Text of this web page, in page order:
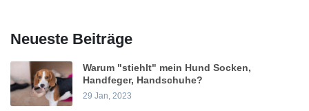
Neueste Beiträge
Warum "stiehlt" mein Hund Socken,
Handfeger, Handschuhe?
29 Jan, 2023